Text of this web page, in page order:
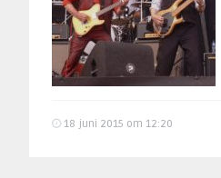
18 juni 2015 om 12:20